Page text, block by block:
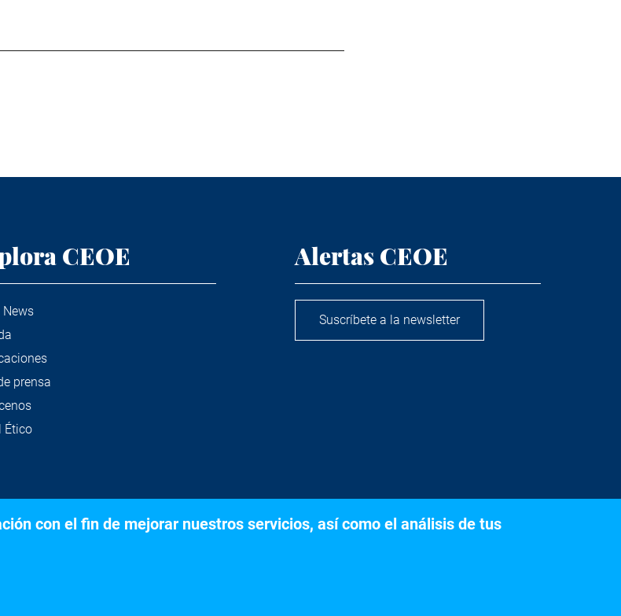
CEOE
News
prensa
Ético
Alertas CEOE
Suscríbete a la newsletter
con el fin de mejorar nuestros servicios, así como el análisis de tus